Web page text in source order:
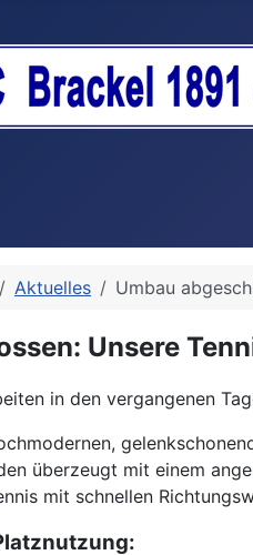
Aktuelles Umbau
Unsere
in den vergangenen
überzeugt mit einem
mit schnellen